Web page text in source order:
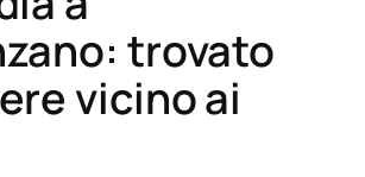
trovato
vicino ai